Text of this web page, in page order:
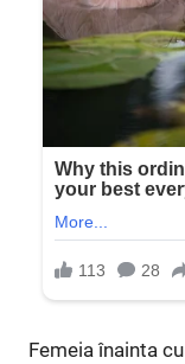
Femeia înainta